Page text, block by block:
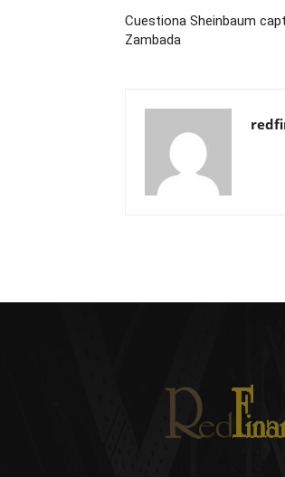
Cuestiona Sheinbaum
Zambada